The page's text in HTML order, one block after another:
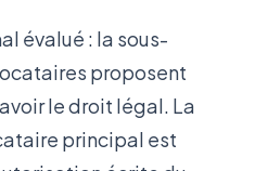
évalué : la sous-
proposent
le droit légal. La
principal est